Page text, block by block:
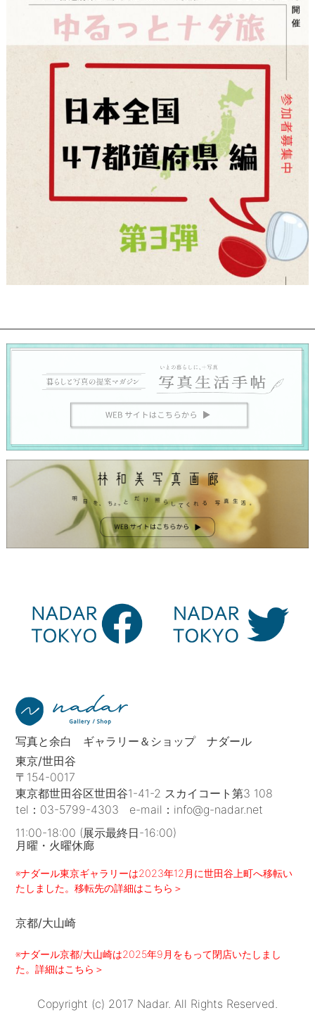
写真と余白 ギャラリー＆ショップ ナダール
東京/世田谷
〒154-0017
東京都世田谷区世田谷1-41-2 スカイコート第3 108
tel： 03-5799-4303 e-mail： info@g-nadar.net
11:00-18:00 (展示最終日-16:00)
月曜・火曜休廊
※ナダール東京ギャラリーは2023年12月に世田谷上町へ移転い
たしました。移転先の詳細はこちら＞
京都/大山崎
※ナダール京都/大山崎は2025年9月をもって閉店いたしまし
た。詳細はこちら＞
Copyright (c) 2017 Nadar. All Rights Reserved.